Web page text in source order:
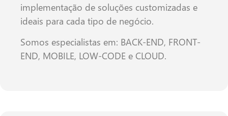
implementação de soluções customizadas e
ideais para cada tipo de negócio.
Somos especialistas em: BACK-END, FRONT-
END, MOBILE, LOW-CODE e CLOUD.